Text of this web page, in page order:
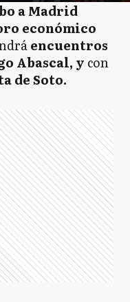
a Madrid
económico
encuentros
Abascal, y con
de Soto.